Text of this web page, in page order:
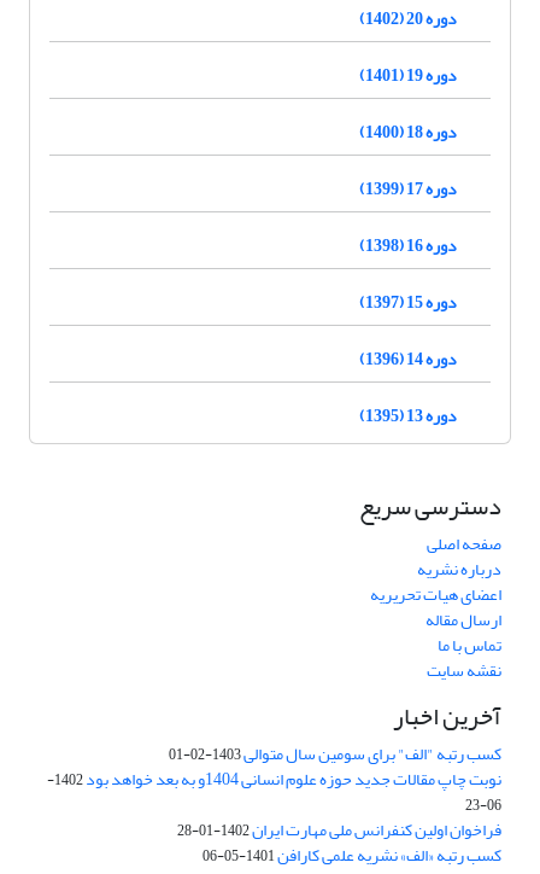
دوره 20 (1402)
دوره 19 (1401)
دوره 18 (1400)
دوره 17 (1399)
دوره 16 (1398)
دوره 15 (1397)
دوره 14 (1396)
دوره 13 (1395)
دسترسی سریع
صفحه اصلی
درباره نشریه
اعضای هیات تحریریه
ارسال مقاله
تماس با ما
نقشه سایت
آخرین اخبار
کسب رتبه "الف" برای سومین سال متوالی1403-02-01
نوبت چاپ مقالات جدید حوزه علوم انسانی 1404و به بعد خواهد بود
1402-
06-23
فراخوان اولین کنفرانس ملی مهارت ایران1402-01-28
کسب رتبه «الف» نشریه علمی کارافن1401-05-06